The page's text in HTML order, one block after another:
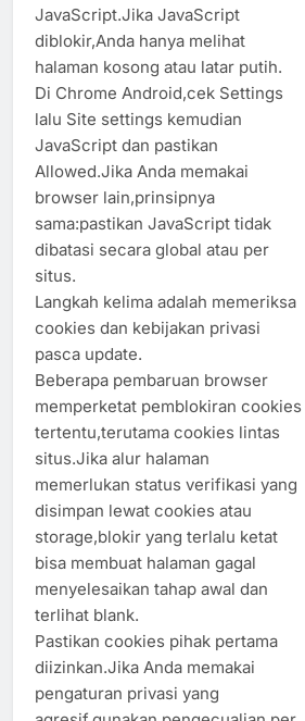
JavaScript.Jika JavaScript
diblokir,Anda hanya melihat
halaman kosong atau latar putih.
Di Chrome Android,cek Settings
lalu Site settings kemudian
JavaScript dan pastikan
Allowed.Jika Anda memakai
browser lain,prinsipnya
sama:pastikan JavaScript tidak
dibatasi secara global atau per
situs.
Langkah kelima adalah memeriksa
cookies dan kebijakan privasi
pasca update.
Beberapa pembaruan browser
memperketat pemblokiran cookies
tertentu,terutama cookies lintas
situs.Jika alur halaman
memerlukan status verifikasi yang
disimpan lewat cookies atau
storage,blokir yang terlalu ketat
bisa membuat halaman gagal
menyelesaikan tahap awal dan
terlihat blank.
Pastikan cookies pihak pertama
diizinkan.Jika Anda memakai
pengaturan privasi yang